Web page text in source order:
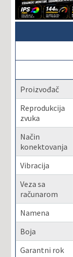
Proizvođač
Reprodukcija
zvuka
Način
konektovanja
Vibracija
Veza sa
računarom
Namena
Boja
Garantni rok